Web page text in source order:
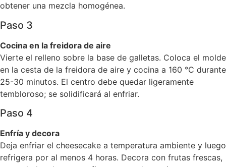
obtener una mezcla homogénea.
Paso 3
Cocina en la freidora de aire
Vierte el relleno sobre la base de galletas. Coloca el molde
en la cesta de la freidora de aire y cocina a 160 °C durante
25-30 minutos. El centro debe quedar ligeramente
tembloroso; se solidificará al enfriar.
Paso 4
Enfría y decora
Deja enfriar el cheesecake a temperatura ambiente y luego
refrigera por al menos 4 horas. Decora con frutas frescas,